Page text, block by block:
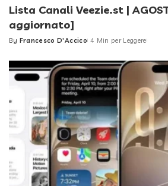
Lista Canali Veezie.st |
aggiornato]
Posted
By Francesco D'Accico 4 Min per Leggere